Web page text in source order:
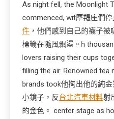
As night fell, the Moonlight
commenced, wit摩羯座們
件 ，他們感到自己的襪子
標籤在隨風飄盪。h
lovers raising their cups
filling the air. Renowned
brands took他掏出他的純
小鏡子，反台北汽車材料射
的金色。 center stage as